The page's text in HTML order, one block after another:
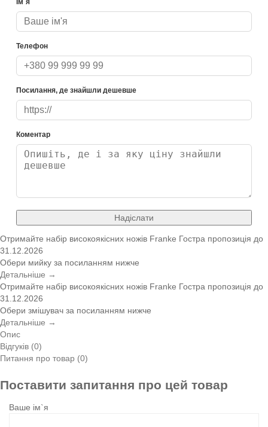
Телефон
Посилання, де знайшли дешевше
Коментар
Надіслати
Отримайте набір високоякісних ножів Franke Гостра пропозиція до
31.12.2026
Обери мийку за посиланням нижче
Детальніше →
Отримайте набір високоякісних ножів Franke Гостра пропозиція до
31.12.2026
Обери змішувач за посиланням нижче
Детальніше →
Опис
Відгуків (0)
Питання про товар (0)
Поставити запитання про цей товар
Ваше ім`я